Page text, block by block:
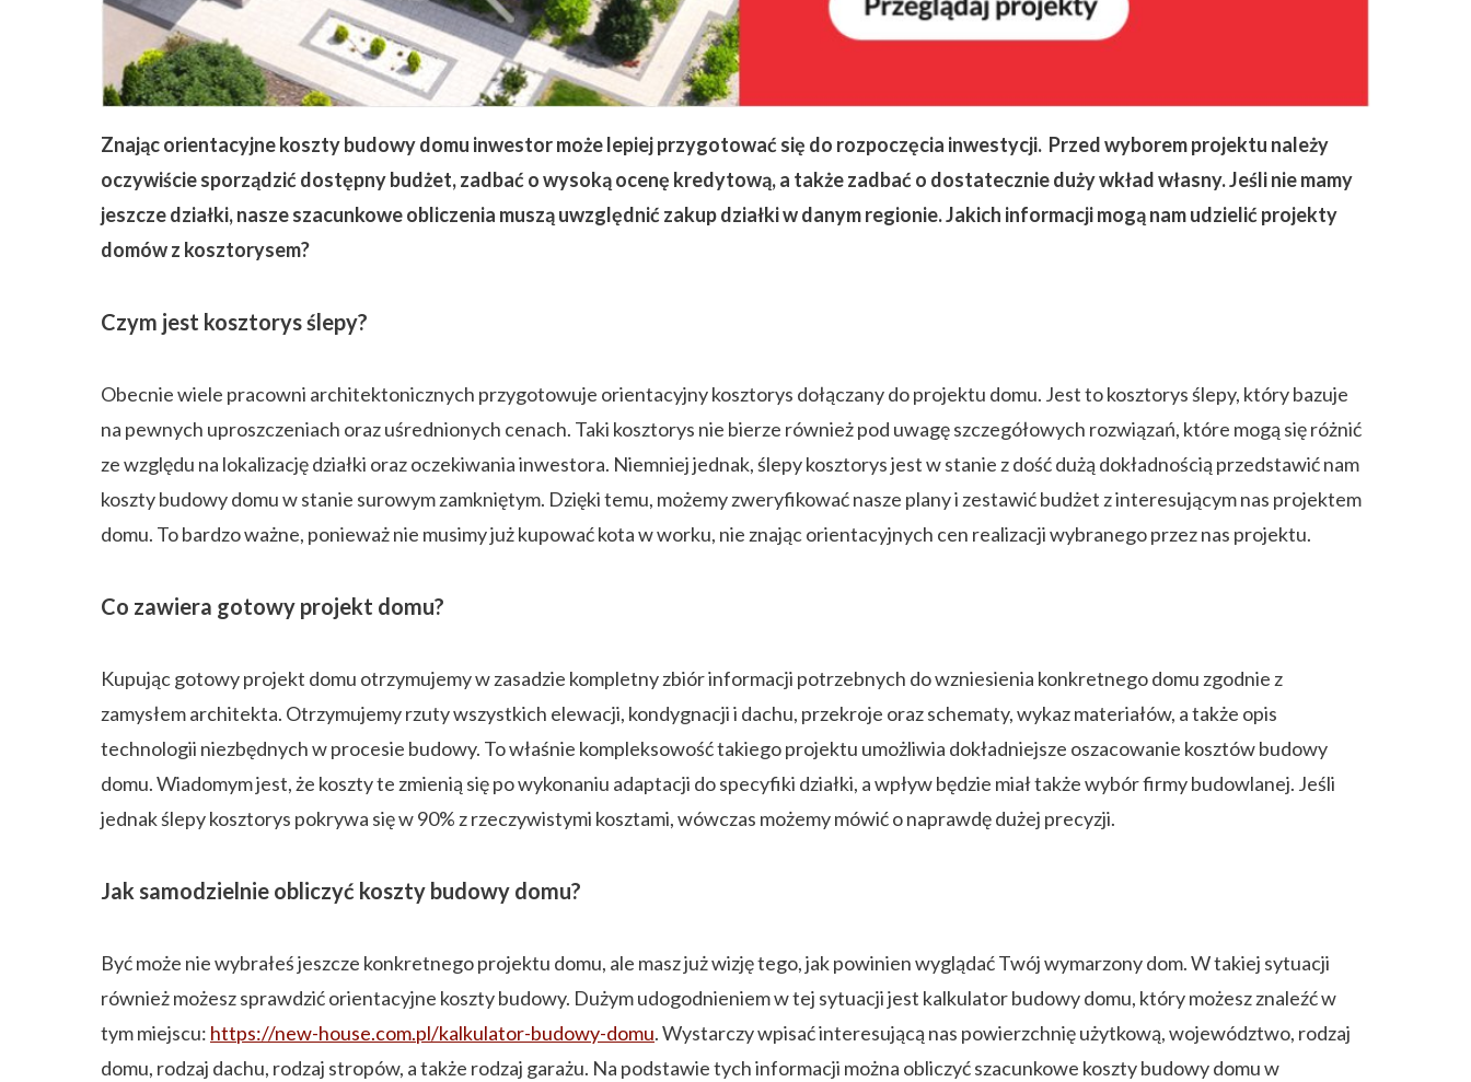
ZAPISZ SIĘ
Znając orientacyjne koszty budowy domu inwestor może lepiej przygotować się do rozpoczęcia inwestycji. Przed wyborem projektu należy
oczywiście sporządzić dostępny budżet, zadbać o wysoką ocenę kredytową, a także zadbać o dostatecznie duży wkład własny. Jeśli nie mamy
jeszcze działki, nasze szacunkowe obliczenia muszą uwzględnić zakup działki w danym regionie. Jakich informacji mogą nam udzielić projekty
domów z kosztorysem?
Czym jest kosztorys ślepy?
Obecnie wiele pracowni architektonicznych przygotowuje orientacyjny kosztorys dołączany do projektu domu. Jest to kosztorys ślepy, który bazuje
na pewnych uproszczeniach oraz uśrednionych cenach. Taki kosztorys nie bierze również pod uwagę szczegółowych rozwiązań, które mogą się różnić
ze względu na lokalizację działki oraz oczekiwania inwestora. Niemniej jednak, ślepy kosztorys jest w stanie z dość dużą dokładnością przedstawić nam
koszty budowy domu w stanie surowym zamkniętym. Dzięki temu, możemy zweryfikować nasze plany i zestawić budżet z interesującym nas projektem
domu. To bardzo ważne, ponieważ nie musimy już kupować kota w worku, nie znając orientacyjnych cen realizacji wybranego przez nas projektu.
Co zawiera gotowy projekt domu?
Kupując gotowy projekt domu otrzymujemy w zasadzie kompletny zbiór informacji potrzebnych do wzniesienia konkretnego domu zgodnie z
zamysłem architekta. Otrzymujemy rzuty wszystkich elewacji, kondygnacji i dachu, przekroje oraz schematy, wykaz materiałów, a także opis
technologii niezbędnych w procesie budowy. To właśnie kompleksowość takiego projektu umożliwia dokładniejsze oszacowanie kosztów budowy
domu. Wiadomym jest, że koszty te zmienią się po wykonaniu adaptacji do specyfiki działki, a wpływ będzie miał także wybór firmy budowlanej. Jeśli
jednak ślepy kosztorys pokrywa się w 90% z rzeczywistymi kosztami, wówczas możemy mówić o naprawdę dużej precyzji.
Jak samodzielnie obliczyć koszty budowy domu?
Być może nie wybrałeś jeszcze konkretnego projektu domu, ale masz już wizję tego, jak powinien wyglądać Twój wymarzony dom. W takiej sytuacji
również możesz sprawdzić orientacyjne koszty budowy. Dużym udogodnieniem w tej sytuacji jest kalkulator budowy domu, który możesz znaleźć w
tym miejscu: https://new-house.com.pl/kalkulator-budowy-domu. Wystarczy wpisać interesującą nas powierzchnię użytkową, województwo, rodzaj
domu, rodzaj dachu, rodzaj stropów, a także rodzaj garażu. Na podstawie tych informacji można obliczyć szacunkowe koszty budowy domu w